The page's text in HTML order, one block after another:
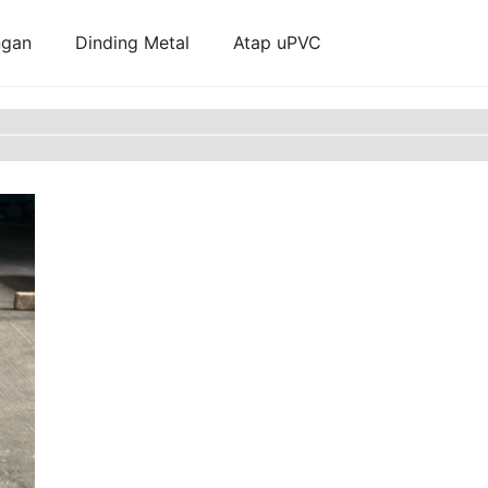
Dinding Metal Atap uPVC